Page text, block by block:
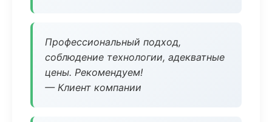
Профессиональный подход,
соблюдение технологии, адекватные
цены. Рекомендуем!
— Клиент компании